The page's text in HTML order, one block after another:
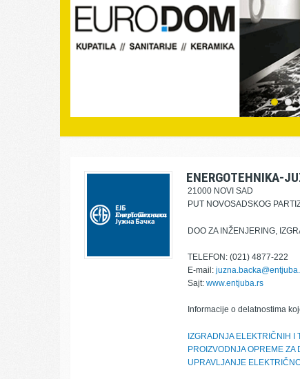
ENERGOTEHNIKA-
21000 NOVI SAD
PUT NOVOSADSKOG
DOO ZA INŽENJERING,
TELEFON: (021) 4877-222
E-mail:
Sajt: www.entjuba.rs
Informacije o delatnostima
IZGRADNJA ELEKTRIČNIH
PROIZVODNJA OPREME
UPRAVLJANJE